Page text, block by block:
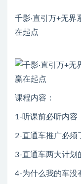
千影·直引万+无界
在起点
课程内容：
1-听课前必听内容
2-直通车推广必须
3-直通车两大计划
4-为什么我的车没